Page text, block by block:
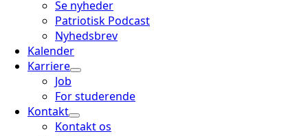
Se nyheder
Patriotisk Podcast
Nyhedsbrev
Kalender
Karriere
Job
For studerende
Kontakt
Kontakt os